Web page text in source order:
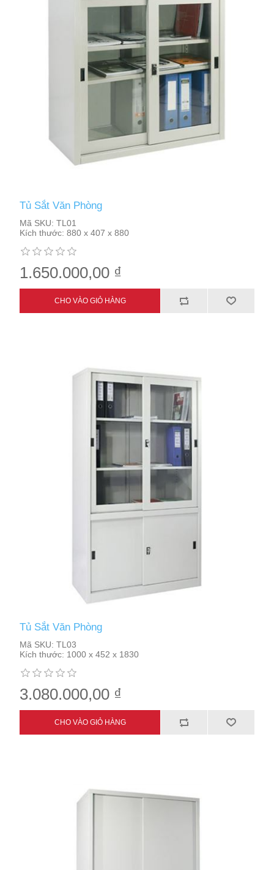
Tủ Sắt Văn Phòng
Mã SKU: TL01
Kích thước: 880 x 407 x 880
1.650.000,00 ₫
Tủ Sắt Văn Phòng
Mã SKU: TL03
Kích thước: 1000 x 452 x 1830
3.080.000,00 ₫